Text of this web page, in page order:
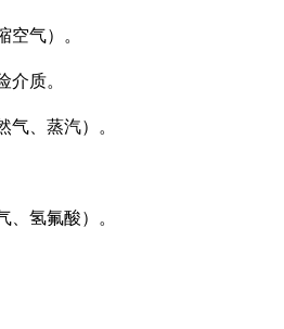
空气）。
介质。
、蒸汽）。
氢氟酸）。